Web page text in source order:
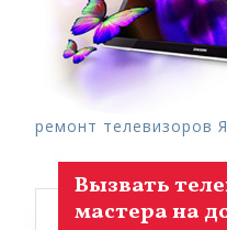
ремонт телевизоров
Вызвать
мастера на